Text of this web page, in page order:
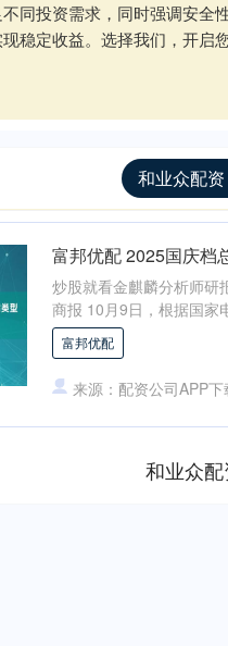
同投资需求，同时强调安全
稳定收益。选择我们，开启
和业众配
富邦优配 2025国庆档
炒股就看金麒麟分析师研
商报 10月9日，根据国家
富邦优配
来源：配资公司APP下
和业众